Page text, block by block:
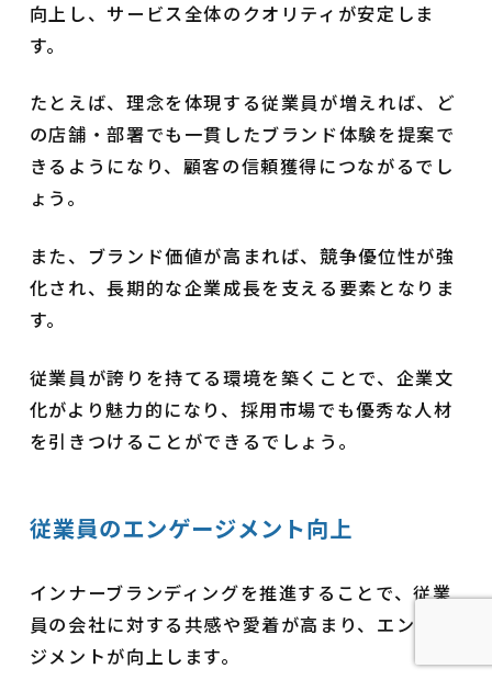
向上し、サービス全体のクオリティが安定しま
す。
たとえば、理念を体現する従業員が増えれば、ど
の店舗・部署でも一貫したブランド体験を提案で
きるようになり、顧客の信頼獲得につながるでし
ょう。
また、ブランド価値が高まれば、競争優位性が強
化され、長期的な企業成長を支える要素となりま
す。
従業員が誇りを持てる環境を築くことで、企業文
化がより魅力的になり、採用市場でも優秀な人材
を引きつけることができるでしょう。
従業員のエンゲージメント向上
インナーブランディングを推進することで、従業
員の会社に対する共感や愛着が高まり、エンゲー
ジメントが向上します。